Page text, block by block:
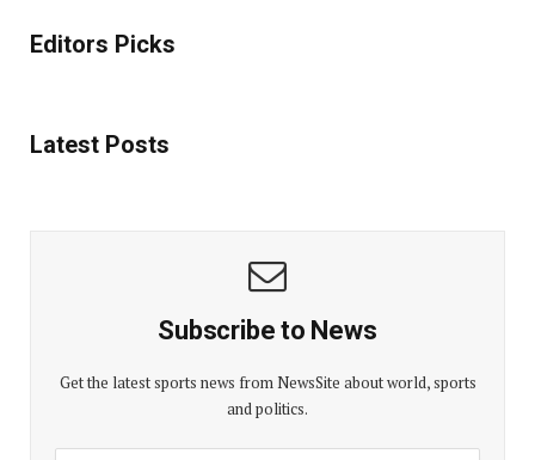
Editors Picks
Latest Posts
Subscribe to News
Get the latest sports news from NewsSite about world, sports
and politics.